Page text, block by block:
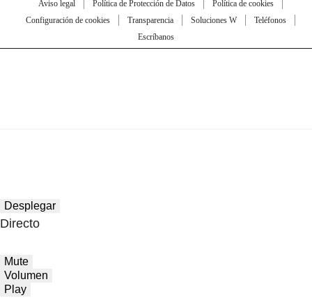
Aviso legal Política de Protección de Datos
Política de cookies
Configuración de cookies
Transparencia Soluciones W
Teléfonos
Escríbanos
Desplegar
Directo
Mute
Volumen
Play